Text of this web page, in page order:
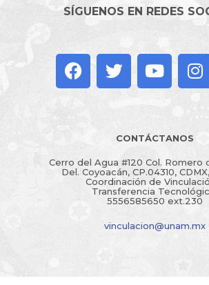
SÍGUENOS EN REDES
CONTÁCTANOS
Cerro del Agua #120 Col. Romero
Del. Coyoacán, CP.04310,
Coordinación de
Transferencia
5556585650 ext.230
vinculacion@unam.mx